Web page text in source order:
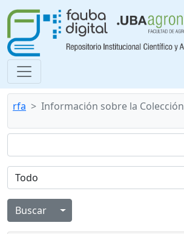
rfa Información sobre la Colección
Alternar menú desplegable